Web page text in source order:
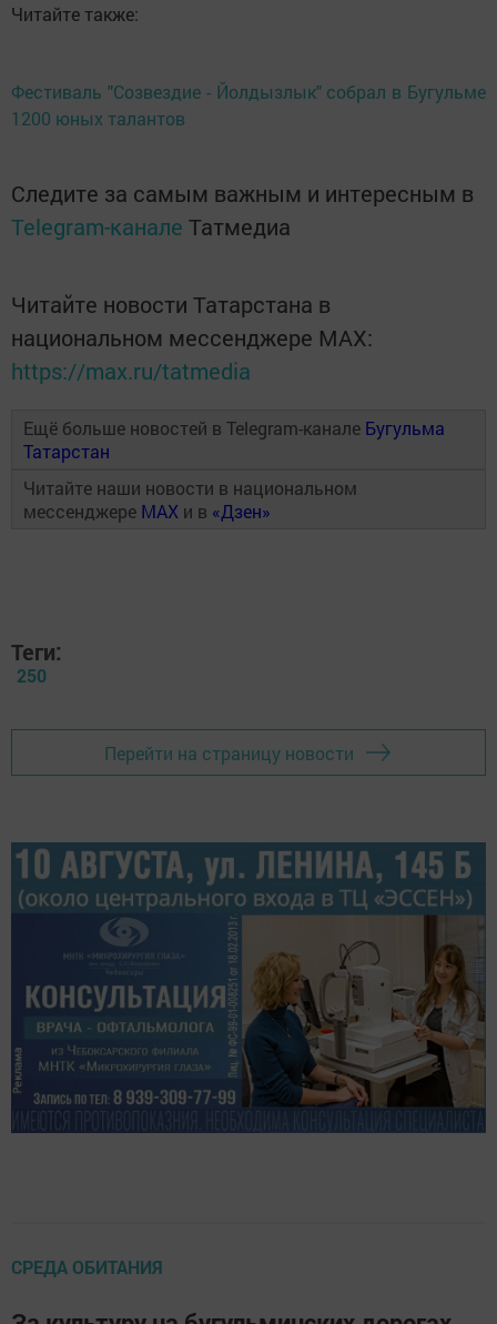
Читайте также:
Фестиваль "Созвездие - Йолдызлык" собрал в Бугульме
1200 юных талантов
Следите за самым важным и интересным в
Telegram-канале Татмедиа
Читайте новости Татарстана в
национальном мессенджере MАХ:
https://max.ru/tatmedia
Ещё больше новостей в Telegram-канале Бугульма
Татарстан
Читайте наши новости в национальном
мессенджере MAX и в «Дзен»
Теги:
250
Перейти на страницу новости
СРЕДА ОБИТАНИЯ